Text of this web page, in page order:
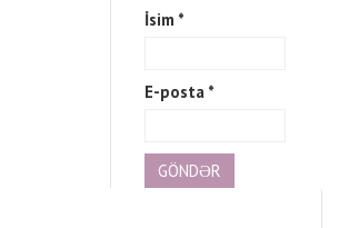
İsim *
E-posta *